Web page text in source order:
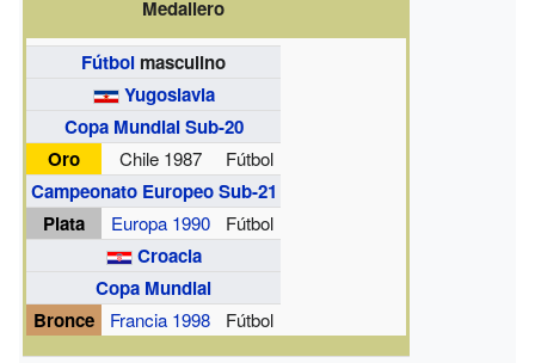
Medallero
Fútbol masculino
Yugoslavia
Copa Mundial Sub-20
Oro
Chile 1987 Fútbol
Campeonato Europeo Sub-21
Plata
Europa 1990 Fútbol
Croacia
Copa Mundial
Bronce
Francia 1998 Fútbol